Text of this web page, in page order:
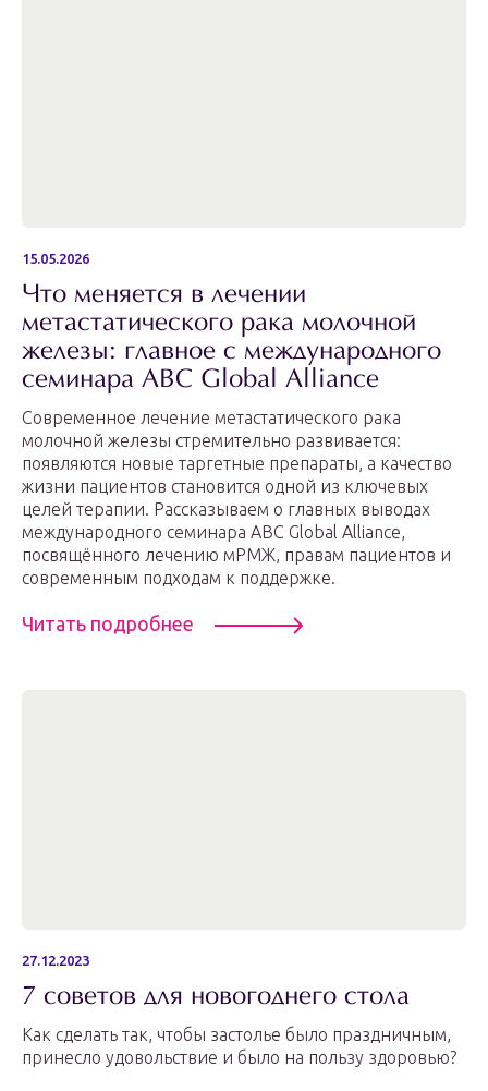
15.05.2026
Что меняется в лечении
метастатического рака молочной
железы: главное с международного
семинара ABC Global Alliance
Современное лечение метастатического рака
молочной железы стремительно развивается:
появляются новые таргетные препараты, а качество
жизни пациентов становится одной из ключевых
целей терапии. Рассказываем о главных выводах
международного семинара ABC Global Alliance,
посвящённого лечению мРМЖ, правам пациентов и
современным подходам к поддержке.
Читать подробнее
27.12.2023
7 советов для новогоднего стола
Как сделать так, чтобы застолье было праздничным,
принесло удовольствие и было на пользу здоровью?